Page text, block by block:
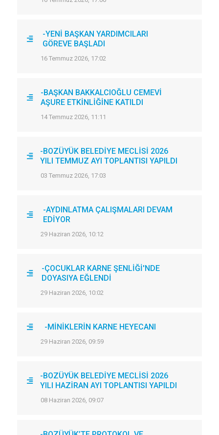
-YENİ BAŞKAN YARDIMCILARI
GÖREVE BAŞLADI
16 Temmuz 2026, 17:02
-BAŞKAN BAKKALCIOĞLU CEMEVİ
AŞURE ETKİNLİĞİNE KATILDI
14 Temmuz 2026, 11:11
-BOZÜYÜK BELEDİYE MECLİSİ 2026
YILI TEMMUZ AYI TOPLANTISI YAPILDI
03 Temmuz 2026, 17:03
-AYDINLATMA ÇALIŞMALARI DEVAM
EDİYOR
29 Haziran 2026, 10:12
-ÇOCUKLAR KARNE ŞENLİĞİ'NDE
DOYASIYA EĞLENDİ
29 Haziran 2026, 10:02
-MİNİKLERİN KARNE HEYECANI
29 Haziran 2026, 09:59
-BOZÜYÜK BELEDİYE MECLİSİ 2026
YILI HAZİRAN AYI TOPLANTISI YAPILDI
08 Haziran 2026, 09:07